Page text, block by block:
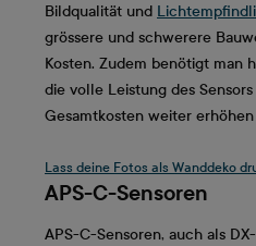
Bildqualität und
grössere und schwerere
Kosten. Zudem benötigt man
die volle Leistung des
Gesamtkosten weiter erhöhen
Lass deine Fotos als Wanddeko
APS-C-Sensoren
APS-C-Sensoren, auch als